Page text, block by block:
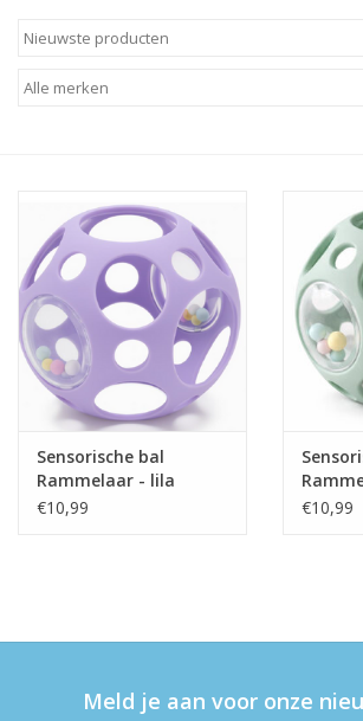
schmink & make-up
eten & drinken
knuffels
boeken
Blogs
Sensorische bal
Rammelaar - lila
€10,99
€10,99
Meld je aan voor onze